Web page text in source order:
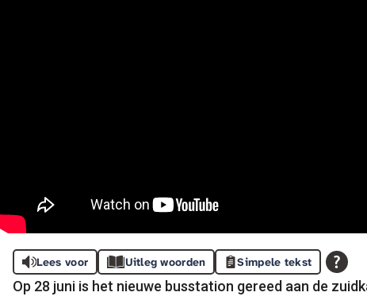
Lees voor Uitleg woorden Simpele tekst
Op 28 juni is het nieuwe busstation gereed aan de